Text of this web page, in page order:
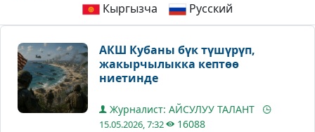
Кыргызча Русский
АКШ Кубаны бүк түшүрүп,
жакырчылыкка кептөө
ниетинде
Журналист: АЙСУЛУУ ТАЛАНТ
15.05.2026, 7:32 16088